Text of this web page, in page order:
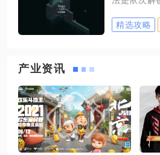
入角色换装
出头饰、面
要整套穿
配。选中单
实时预览穿
装时系统会
择
点亮四角四
激活后转动
成通关，
机关、跨空
心操作，多
定顺序开启
送门联动逻
精选攻略
产业资讯